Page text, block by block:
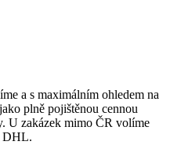
a s maximálním ohledem na
plně pojištěnou cennou
U zakázek mimo ČR volíme
DHL.